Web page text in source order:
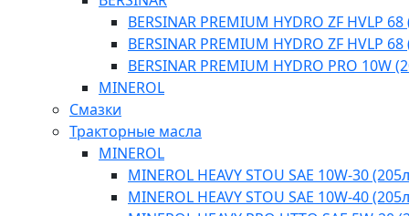
BERSINAR PREMIUM HYDRO ZF HVLP
BERSINAR PREMIUM HYDRO ZF HVLP 68
BERSINAR PREMIUM HYDRO PRO 10W
MINEROL
Смазки
Тракторные масла
MINEROL
MINEROL HEAVY STOU SAE 10W-30
MINEROL HEAVY STOU SAE 10W-40